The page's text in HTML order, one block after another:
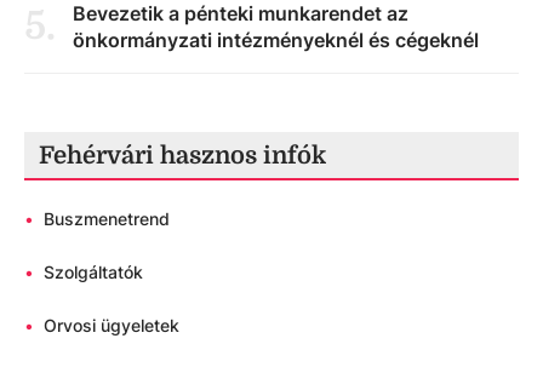
5.
Bevezetik a pénteki munkarendet az
önkormányzati intézményeknél és cégeknél
Fehérvári hasznos infók
• Buszmenetrend
• Szolgáltatók
• Orvosi ügyeletek